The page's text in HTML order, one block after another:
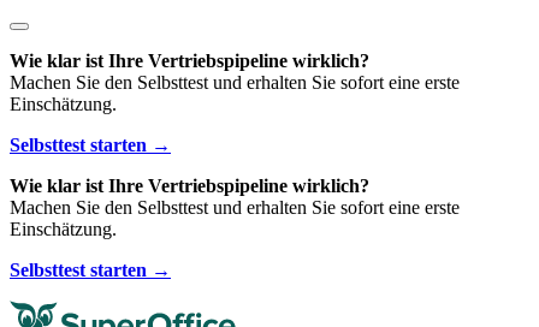
Wie klar ist Ihre Vertriebspipeline wirklich?
Machen Sie den Selbsttest und erhalten Sie sofort eine erste
Einschätzung.
Selbsttest starten →
Wie klar ist Ihre Vertriebspipeline wirklich?
Machen Sie den Selbsttest und erhalten Sie sofort eine erste
Einschätzung.
Selbsttest starten →